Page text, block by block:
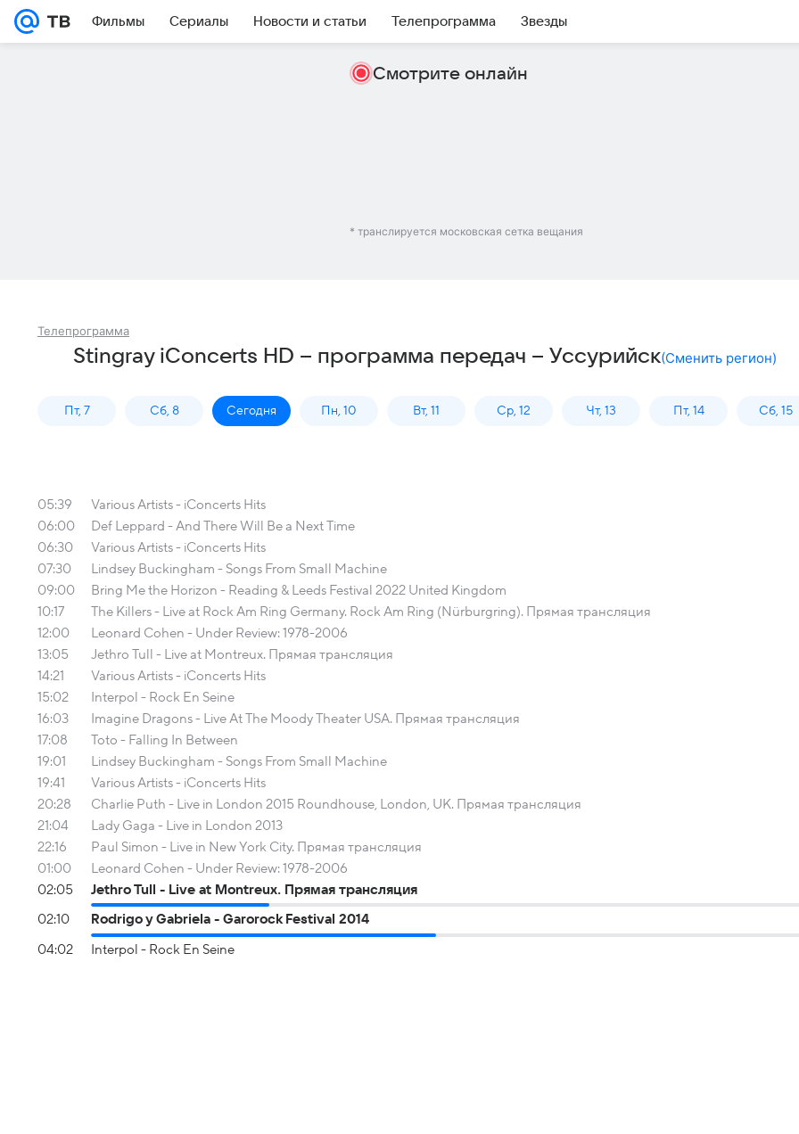
Фильмы Сериалы Новости и статьи Телепрограмма Звезды
Смотрите онлайн
* транслируется московская сетка вещания
Телепрограмма
Stingray iConcerts HD – программа передач – Уссурийск(Сменить регион)
Пт, 7 Сб, 8 Сегодня Пн, 10 Вт, 11 Ср, 12 Чт, 13 Пт, 14 Сб, 15
05:39
Various Artists - iConcerts Hits
06:00
Def Leppard - And There Will Be a Next Time
06:30
Various Artists - iConcerts Hits
07:30
Lindsey Buckingham - Songs From Small Machine
09:00
Bring Me the Horizon - Reading & Leeds Festival 2022 United Kingdom
10:17
The Killers - Live at Rock Am Ring Germany. Rock Am Ring (Nürburgring). Прямая трансляция
12:00
Leonard Cohen - Under Review: 1978-2006
13:05
Jethro Tull - Live at Montreux. Прямая трансляция
14:21
Various Artists - iConcerts Hits
15:02
Interpol - Rock En Seine
16:03
Imagine Dragons - Live At The Moody Theater USA. Прямая трансляция
17:08
Toto - Falling In Between
19:01
Lindsey Buckingham - Songs From Small Machine
19:41
Various Artists - iConcerts Hits
20:28
Charlie Puth - Live in London 2015 Roundhouse, London, UK. Прямая трансляция
21:04
Lady Gaga - Live in London 2013
22:16
Paul Simon - Live in New York City. Прямая трансляция
01:00
Leonard Cohen - Under Review: 1978-2006
02:05
Jethro Tull - Live at Montreux. Прямая трансляция
02:10 Rodrigo y Gabriela - Garorock Festival 2014
04:02 Interpol - Rock En Seine